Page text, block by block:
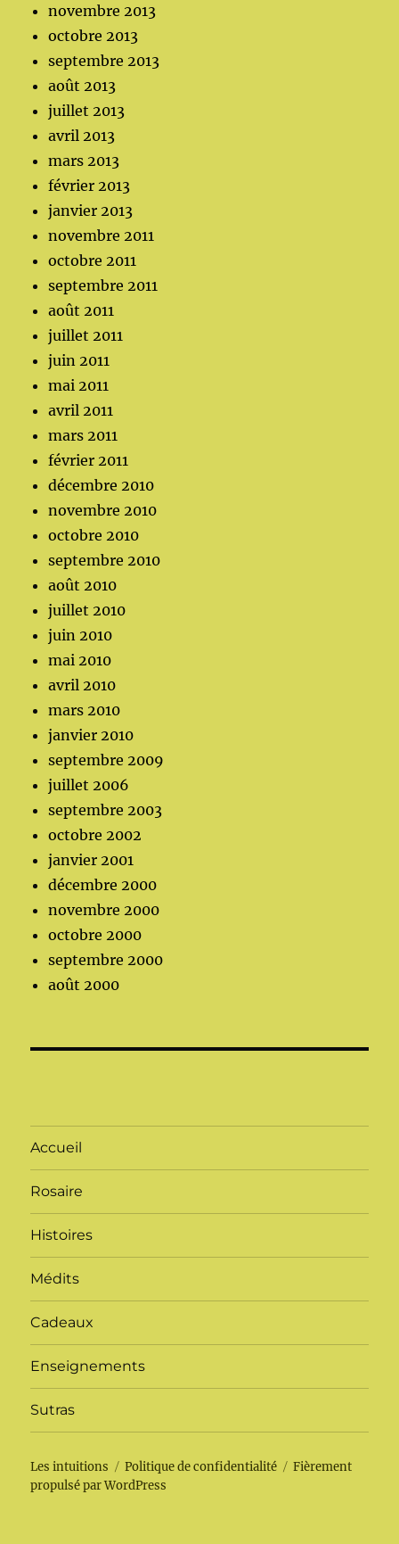
novembre 2013
octobre 2013
septembre 2013
août 2013
juillet 2013
avril 2013
mars 2013
février 2013
janvier 2013
novembre 2011
octobre 2011
septembre 2011
août 2011
juillet 2011
juin 2011
mai 2011
avril 2011
mars 2011
février 2011
décembre 2010
novembre 2010
octobre 2010
septembre 2010
août 2010
juillet 2010
juin 2010
mai 2010
avril 2010
mars 2010
janvier 2010
septembre 2009
juillet 2006
septembre 2003
octobre 2002
janvier 2001
décembre 2000
novembre 2000
octobre 2000
septembre 2000
août 2000
Accueil
Rosaire
Histoires
Médits
Cadeaux
Enseignements
Sutras
Les intuitions Politique de confidentialité
Fièrement
propulsé par WordPress